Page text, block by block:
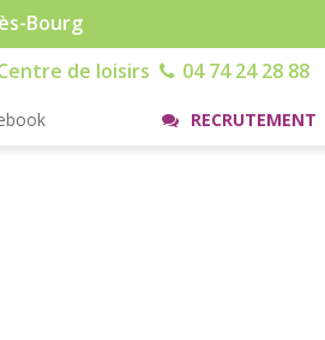
Bourg
de loisirs 04 74 24 28 88
RECRUTEMENT